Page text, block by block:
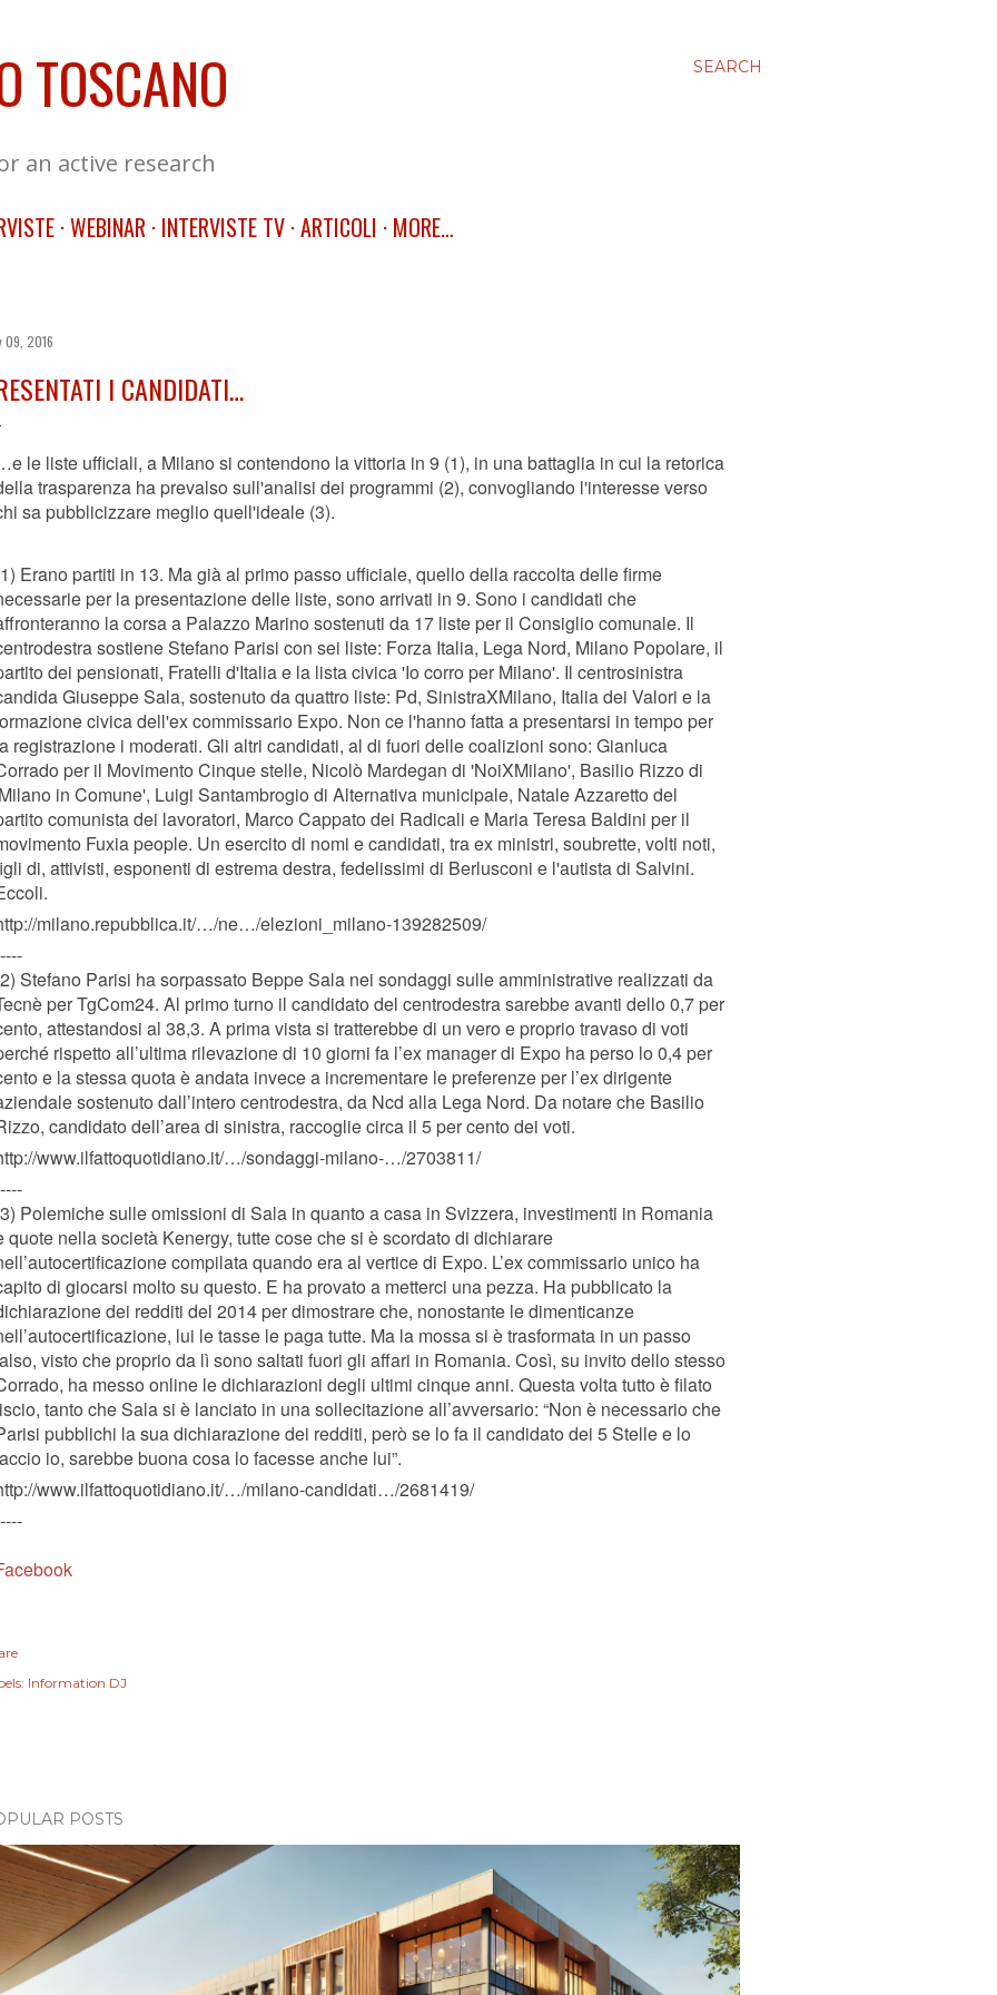
SEARCH
TOSCANO
an active research
WEBINAR INTERVISTE TV ARTICOLI MORE…
09, 2016
I CANDIDATI…
le liste ufficiali, a Milano si contendono la vittoria in 9 (1), in una battaglia in cui la retorica
trasparenza ha prevalso sull'analisi dei programmi (2), convogliando l'interesse verso
sa pubblicizzare meglio quell'ideale (3).
Erano partiti in 13. Ma già al primo passo ufficiale, quello della raccolta delle firme
per la presentazione delle liste, sono arrivati in 9. Sono i candidati che
la corsa a Palazzo Marino sostenuti da 17 liste per il Consiglio comunale. Il
sostiene Stefano Parisi con sei liste: Forza Italia, Lega Nord, Milano Popolare, il
dei pensionati, Fratelli d'Italia e la lista civica 'Io corro per Milano'. Il centrosinistra
Giuseppe Sala, sostenuto da quattro liste: Pd, SinistraXMilano, Italia dei Valori e la
civica dell'ex commissario Expo. Non ce l'hanno fatta a presentarsi in tempo per
registrazione i moderati. Gli altri candidati, al di fuori delle coalizioni sono: Gianluca
per il Movimento Cinque stelle, Nicolò Mardegan di 'NoiXMilano', Basilio Rizzo di
in Comune', Luigi Santambrogio di Alternativa municipale, Natale Azzaretto del
comunista dei lavoratori, Marco Cappato dei Radicali e Maria Teresa Baldini per il
Fuxia people. Un esercito di nomi e candidati, tra ex ministri, soubrette, volti noti,
di, attivisti, esponenti di estrema destra, fedelissimi di Berlusconi e l'autista di Salvini.
milano.repubblica.it/…/ne…/elezioni_milano-139282509/
Stefano Parisi ha sorpassato Beppe Sala nei sondaggi sulle amministrative realizzati da
per TgCom24. Al primo turno il candidato del centrodestra sarebbe avanti dello 0,7 per
attestandosi al 38,3. A prima vista si tratterebbe di un vero e proprio travaso di voti
rispetto all’ultima rilevazione di 10 giorni fa l’ex manager di Expo ha perso lo 0,4 per
e la stessa quota è andata invece a incrementare le preferenze per l’ex dirigente
sostenuto dall’intero centrodestra, da Ncd alla Lega Nord. Da notare che Basilio
candidato dell’area di sinistra, raccoglie circa il 5 per cento dei voti.
www.ilfattoquotidiano.it/…/sondaggi-milano-…/2703811/
Polemiche sulle omissioni di Sala in quanto a casa in Svizzera, investimenti in Romania
quote nella società Kenergy, tutte cose che si è scordato di dichiarare
compilata quando era al vertice di Expo. L’ex commissario unico ha
di giocarsi molto su questo. E ha provato a metterci una pezza. Ha pubblicato la
dei redditi del 2014 per dimostrare che, nonostante le dimenticanze
lui le tasse le paga tutte. Ma la mossa si è trasformata in un passo
visto che proprio da lì sono saltati fuori gli affari in Romania. Così, su invito dello stesso
ha messo online le dichiarazioni degli ultimi cinque anni. Questa volta tutto è filato
tanto che Sala si è lanciato in una sollecitazione all’avversario: “Non è necessario che
pubblichi la sua dichiarazione dei redditi, però se lo fa il candidato dei 5 Stelle e lo
io, sarebbe buona cosa lo facesse anche lui”.
www.ilfattoquotidiano.it/…/milano-candidati…/2681419/
Information DJ
POSTS